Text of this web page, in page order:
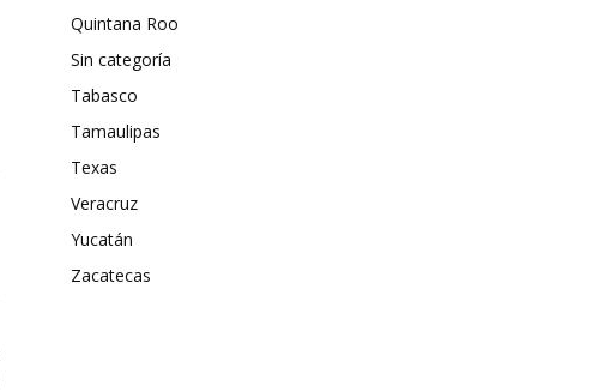
Quintana Roo
Sin categoría
Tabasco
Tamaulipas
Texas
Veracruz
Yucatán
Zacatecas